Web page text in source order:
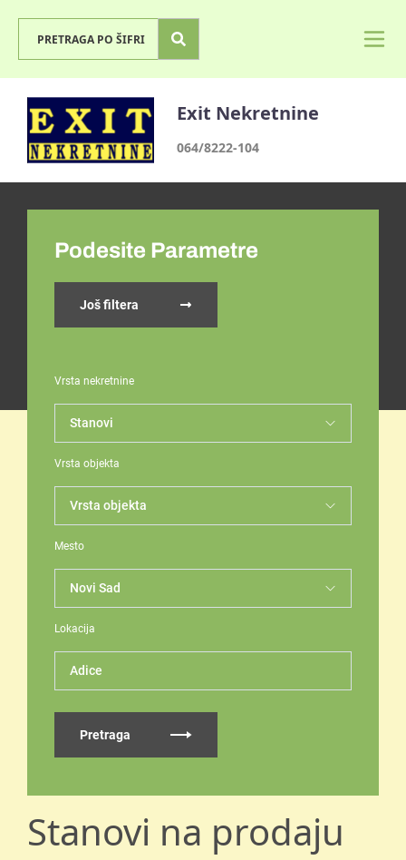
Exit Nekretnine
064/8222-104
Podesite Parametre
Još filtera
Vrsta nekretnine
Vrsta objekta
Mesto
Lokacija
Adice
Pretraga
Stanovi na prodaju